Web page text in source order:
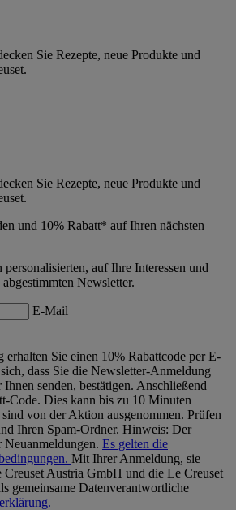
Sie Rezepte, neue Produkte und
Sie Rezepte, neue Produkte und
und 10% Rabatt* auf Ihren nächsten
auf Ihre Interessen und
Newsletter.
E-Mail
Sie einen 10% Rabattcode per E-
dass Sie die Newsletter-Anmeldung
senden, bestätigen. Anschließend
Code. Dies kann bis zu 10 Minuten
von der Aktion ausgenommen. Prüfen
Ihren Spam-Ordner. Hinweis: Der
Es gelten die
Mit Ihrer Anmeldung, sie
Creuset Austria GmbH und die Le Creuset
gemeinsame Datenverantwortliche